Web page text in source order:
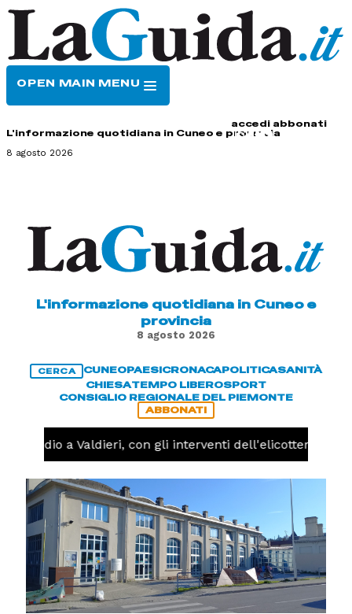
OPEN MAIN MENU
accedi abbonati
L'informazione quotidiana in Cuneo e provincia
8 agosto 2026
L'informazione quotidiana in Cuneo e
provincia
8 agosto 2026
CERCA CUNEOPAESICRONACAPOLITICASANITÀ
CHIESATEMPO LIBEROSPORT
CONSIGLIO REGIONALE DEL PIEMONTE
ABBONATI
Incendio a Valdieri, con gli interventi dell'elicottero oggi